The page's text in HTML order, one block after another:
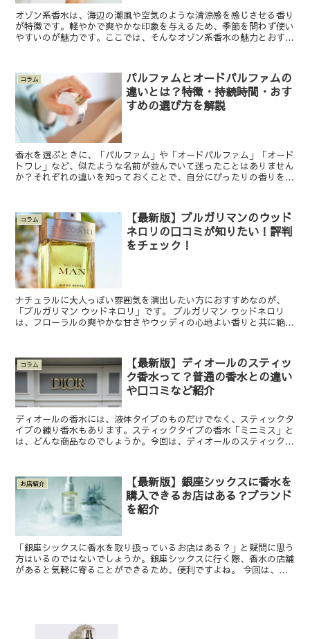
オゾン系香水は、海辺の潮風や空気のような清涼感を感じさせる香り
が特徴です。軽やかで爽やかな印象を与えるため、季節を問わず使い
やすいのが魅力です。ここでは、そんなオゾン系香水の魅力とおすす
コラム
パルファムとオードパルファムの
違いとは？特徴・持続時間・おす
すめの選び方を解説
香水を選ぶときに、「パルファム」や「オードパルファム」「オード
トワレ」など、似たような名前が並んでいて迷ったことはありません
か？それぞれの違いを知っておくことで、自分にぴったりの香りを選
コラム
【最新版】ブルガリマンのウッド
ネロリの口コミが知りたい！評判
をチェック！
ナチュラルに大人っぽい雰囲気を演出したい方におすすめなのが、
「ブルガリマン ウッドネロリ」です。 ブルガリマン ウッドネロリ
は、フローラルの爽やかな甘さやウッディの心地よい香りと共に絶妙
コラム
【最新版】ディオールのスティッ
ク香水って？普通の香水との違い
や口コミなど紹介
ディオールの香水には、液体タイプのものだけでなく、スティックタ
イプの練り香水もあります。スティックタイプの香水「ミニミス」と
は、どんな商品なのでしょうか。今回は、ディオールのスティック香
お店紹介
【最新版】銀座シックスに香水を
購入できるお店はある？ブランド
を紹介
「銀座シックスに香水を取り扱っているお店はある？」と疑問に思う
方はいるのではないでしょうか。銀座シックスに行く際、香水の店舗
があると気軽に寄ることができるため、便利ですよね。 今回は、銀